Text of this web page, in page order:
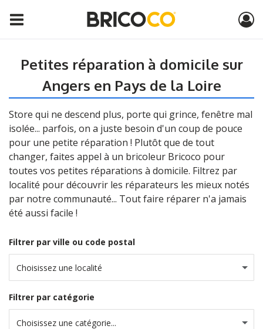
Petites réparation à domicile sur
Angers en Pays de la Loire
Store qui ne descend plus, porte qui grince, fenêtre mal
isolée... parfois, on a juste besoin d'un coup de pouce
pour une petite réparation ! Plutôt que de tout
changer, faites appel à un bricoleur Bricoco pour
toutes vos petites réparations à domicile. Filtrez par
localité pour découvrir les réparateurs les mieux notés
par notre communauté... Tout faire réparer n'a jamais
été aussi facile !
Filtrer par ville ou code postal
Choisissez une localité
Filtrer par catégorie
Choisissez une catégorie...